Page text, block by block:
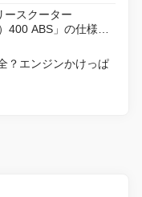
ースクーター
400 ABS」の仕様を
？エンジンかけっぱ